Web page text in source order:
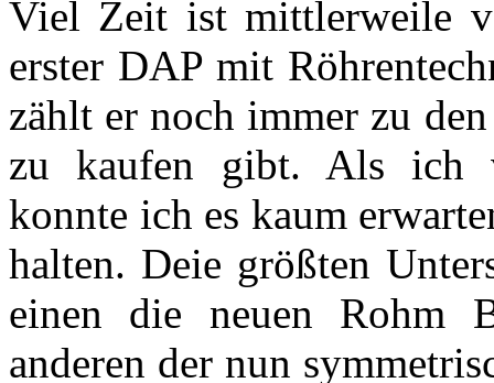
Viel Zeit ist mittlerweile
erster DAP mit
zählt er noch immer zu
zu kaufen gibt. Als ich
konnte ich es kaum
halten. Deie größten
einen die neuen Rohm
anderen der nun